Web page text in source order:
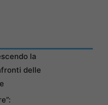
la
delle